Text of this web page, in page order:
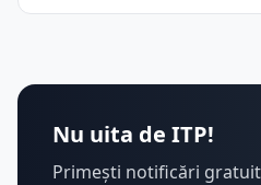
Nu uita de ITP!
Primești notificări